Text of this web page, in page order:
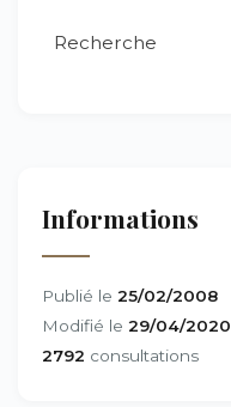
Recherche
Informations
Publié le 25/02/2008
Modifié le 29/04/2020
2792 consultations